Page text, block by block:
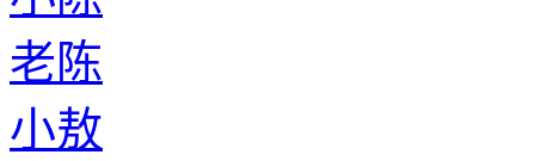
老陈
小敖